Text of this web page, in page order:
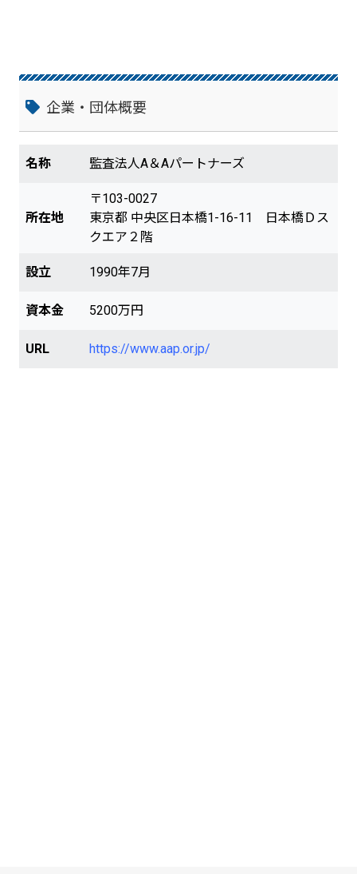
介しています。 ・デューデリジェンス、株
査・対応業務 ・教育・出版、その他
企業・団体概要
名称 監査法人A＆Aパートナーズ
所在地
〒103-0027
東京都 中央区日本橋1-16-11 日本橋Ｄス
クエア２階
設立 1990年7月
資本金 5200万円
URL https://www.aap.or.jp/